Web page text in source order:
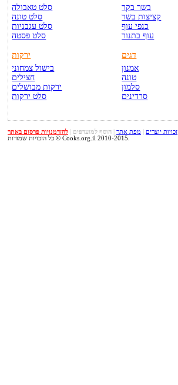
סלט טאבולה
סלט טונה
סלט עגבניות
סלט פסטה
ירקות
בישול צמחוני
חצילים
ירקות מבושלים
סלט ירקות
בשר בקר
קציצות בשר
כנפי עוף
עוף בתנור
דגים
אמנון
טונה
סלמון
סרדינים
זכויות יוצרים מפת אתר הוסף למועדפים
להזדמנויות פרסום באתר
כל הזכויות שמורות © Cooks.org.il 2010-2015.